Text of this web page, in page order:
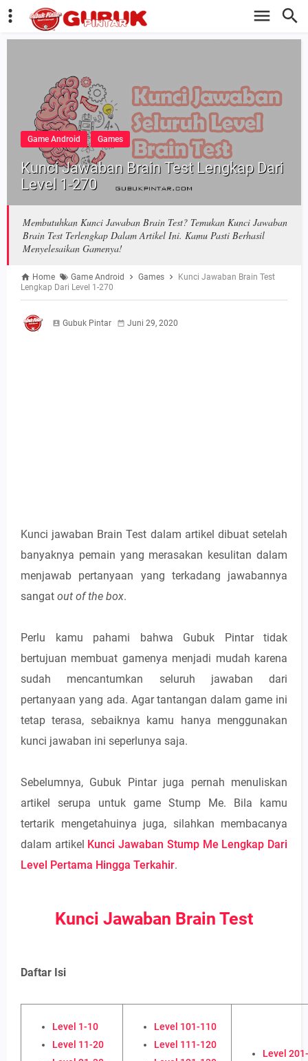
Game Android Games
Kunci Jawaban Brain Test Lengkap Dari
Level 1-270
Membutuhkan Kunci Jawaban Brain Test? Temukan Kunci Jawaban
Brain Test Terlengkap Dalam Artikel Ini. Kamu Pasti Berhasil
Menyelesaikan Gamenya!
Home Game Android Games
Kunci Jawaban Brain Test
Lengkap Dari Level 1-270
Gubuk Pintar Juni 29, 2020
Kunci jawaban Brain Test dalam artikel dibuat setelah
banyaknya pemain yang merasakan kesulitan dalam
menjawab pertanyaan yang terkadang jawabannya
sangat out of the box.
Perlu kamu pahami bahwa Gubuk Pintar tidak
bertujuan membuat gamenya menjadi mudah karena
sudah mencantumkan seluruh jawaban dari
pertanyaan yang ada. Agar tantangan dalam game ini
tetap terasa, sebaiknya kamu hanya menggunakan
kunci jawaban ini seperlunya saja.
Sebelumnya, Gubuk Pintar juga pernah menuliskan
artikel serupa untuk game Stump Me. Bila kamu
tertarik mengetahuinya juga, silahkan membacanya
dalam artikel Kunci Jawaban Stump Me Lengkap Dari
Level Pertama Hingga Terkahir.
Kunci Jawaban Brain Test
Daftar Isi
Level 1-10
Level 11-20
Level 101-110
Level 111-120
Level